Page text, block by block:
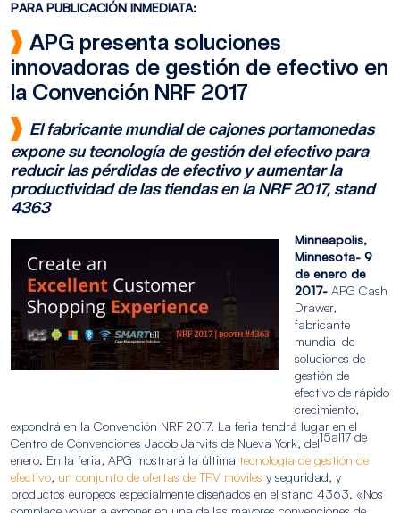
PARA PUBLICACIÓN INMEDIATA:
APG presenta soluciones
innovadoras de gestión de efectivo en
la Convención NRF 2017
El fabricante mundial de cajones portamonedas
expone su tecnología de gestión del efectivo para
reducir las pérdidas de efectivo y aumentar la
productividad de las tiendas en la NRF 2017, stand
4363
Minneapolis,
Minnesota- 9
de enero de
2017- APG Cash
Drawer,
fabricante
mundial de
soluciones de
gestión de
efectivo de rápido
crecimiento,
expondrá en la Convención NRF 2017. La feria tendrá lugar en el
Centro de Convenciones Jacob Jarvits de Nueva York, del15al17 de
enero. En la feria, APG mostrará la última tecnología de gestión de
efectivo, un conjunto de ofertas de TPV móviles y seguridad, y
productos europeos especialmente diseñados en el stand 4363. «Nos